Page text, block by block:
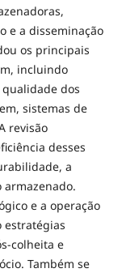
e a disseminação
os principais
incluindo
dos
sistemas de
revisão
desses
a
e a operação
estratégias
colheita e
Também se